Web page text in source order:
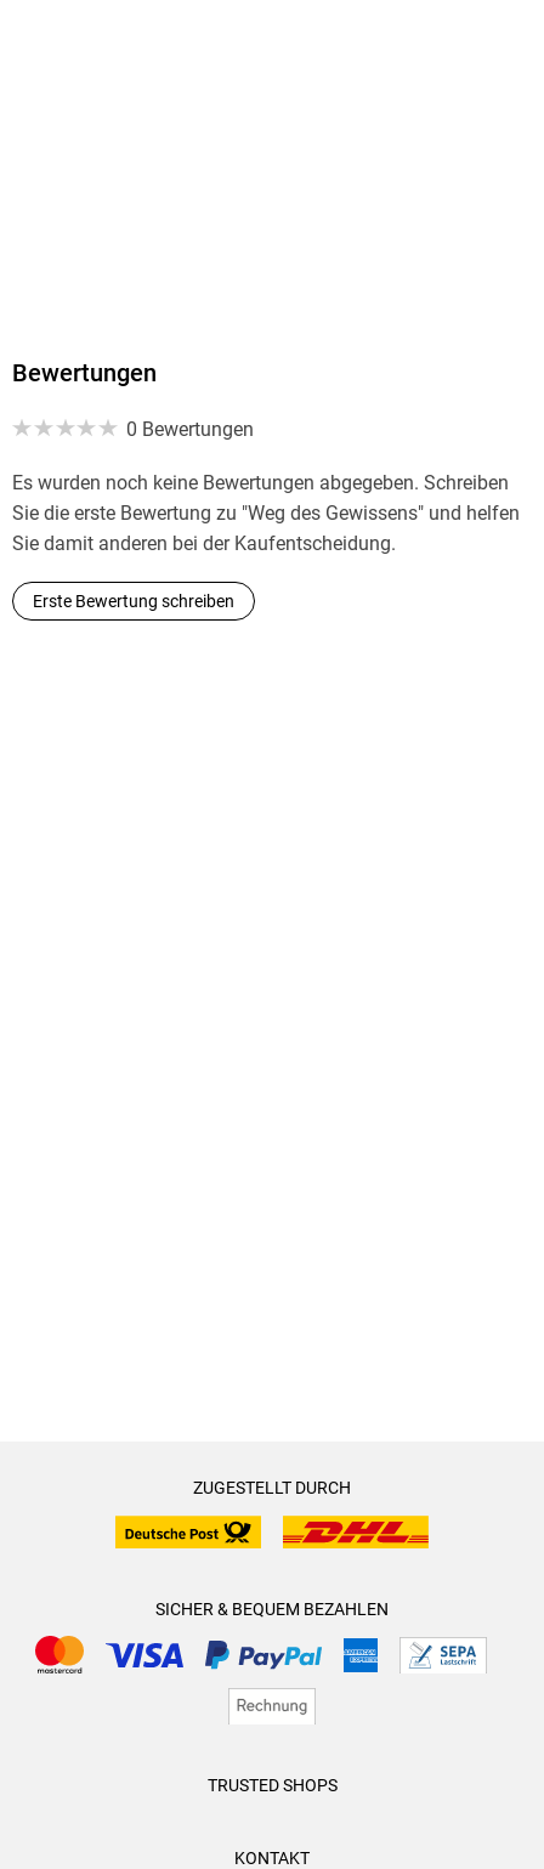
Bewertungen
0 Bewertungen
Es wurden noch keine Bewertungen abgegeben. Schreiben
Sie die erste Bewertung zu "Weg des Gewissens" und helfen
Sie damit anderen bei der Kaufentscheidung.
Erste Bewertung schreiben
ZUGESTELLT DURCH
SICHER & BEQUEM BEZAHLEN
TRUSTED SHOPS
KONTAKT